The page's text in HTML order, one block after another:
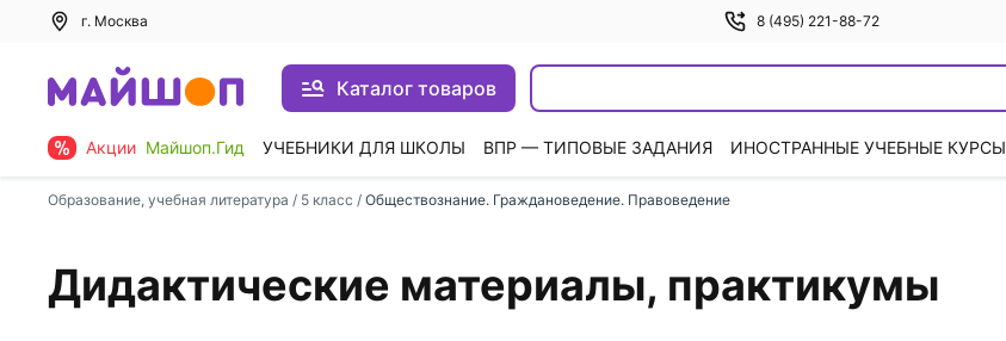
г. Москва 8 (495) 221-88-72
Каталог товаров
Акции Майшоп.Гид УЧЕБНИКИ ДЛЯ ШКОЛЫ ВПР — ТИПОВЫЕ ЗАДАНИЯ ИНОСТРАННЫЕ УЧЕБНЫЕ КУРСЫ
Образование, учебная литература / 5 класс / Обществознание. Граждановедение. Правоведение
Дидактические материалы, практикумы